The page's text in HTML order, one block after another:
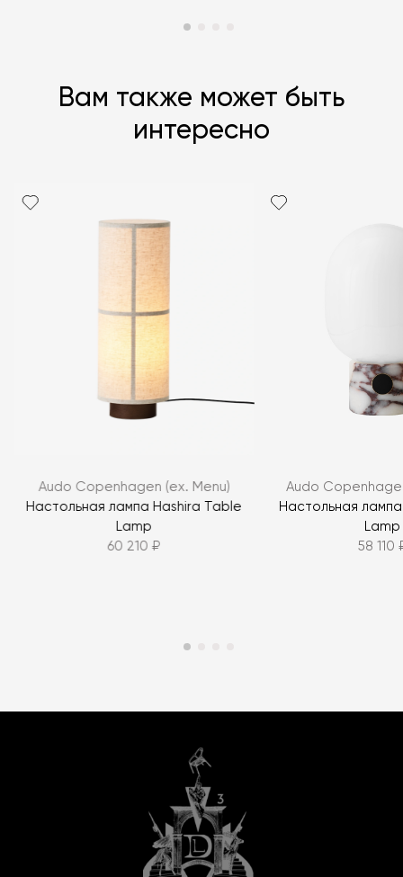
Вам также может быть
интересно
Audo Copenhagen (ex. Menu)
Настольная лампа Hashira Table
Lamp
60 210 ₽
Audo
Настольная
Lamp
58 110